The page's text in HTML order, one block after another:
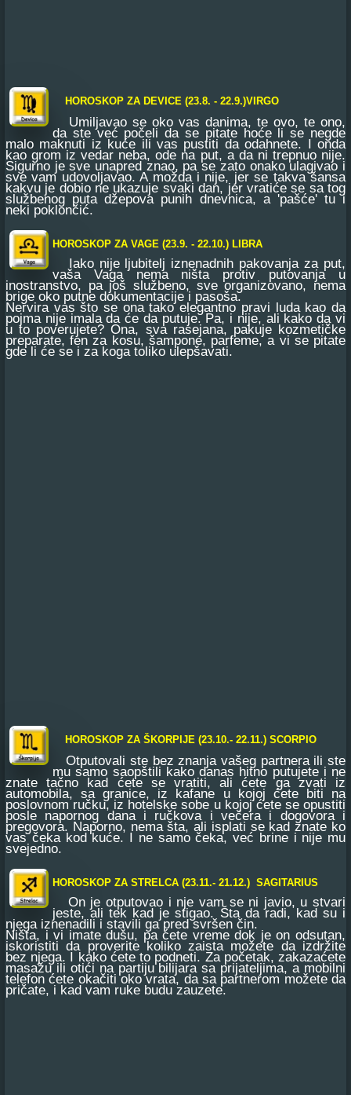
HOROSKOP ZA DEVICE (23.8. - 22.9.)VIRGO
Umiljavao se oko vas danima, te ovo, te ono,
da ste već počeli da se pitate hoće li se negde
malo maknuti iz kuće ili vas pustiti da odahnete. I onda
kao grom iz vedar neba, ode na put, a da ni trepnuo nije.
Sigurno je sve unapred znao, pa se zato onako ulagivao i
sve vam udovoljavao. A možda i nije, jer se takva šansa
kakvu je dobio ne ukazuje svaki dan, jer vratiće se sa tog
službenog puta džepova punih dnevnica, a 'pašće' tu i
neki poklončić.
HOROSKOP ZA VAGE (23.9. - 22.10.) LIBRA
Iako nije ljubitelj iznenadnih pakovanja za put,
vaša Vaga nema ništa protiv putovanja u
inostranstvo, pa još službeno, sve organizovano, nema
brige oko putne dokumentacije i pasoša.
Nervira vas što se ona tako elegantno pravi luda kao da
pojma nije imala da će da putuje. Pa, i nije, ali kako da vi
u to poverujete? Ona, sva rasejana, pakuje kozmetičke
preparate, fen za kosu, šampone, parfeme, a vi se pitate
gde li će se i za koga toliko ulepšavati.
HOROSKOP ZA ŠKORPIJE (23.10.- 22.11.) SCORPIO
Otputovali ste bez znanja vašeg partnera ili ste
mu samo saopštili kako danas hitno putujete i ne
znate tačno kad ćete se vratiti, ali ćete ga zvati iz
automobila, sa granice, iz kafane u kojoj ćete biti na
poslovnom ručku, iz hotelske sobe u kojoj ćete se opustiti
posle napornog dana i ručkova i večera i dogovora i
pregovora. Naporno, nema šta, ali isplati se kad znate ko
vas čeka kod kuće. I ne samo čeka, već brine i nije mu
svejedno.
HOROSKOP ZA STRELCA (23.11.- 21.12.) SAGITARIUS
On je otputovao i nje vam se ni javio, u stvari
jeste, ali tek kad je stigao. Šta da radi, kad su i
njega iznenadili i stavili ga pred svršen čin.
Ništa, i vi imate dušu, pa ćete vreme dok je on odsutan,
iskoristiti da proverite koliko zaista možete da izdržite
bez njega. I kako ćete to podneti. Za početak, zakazaćete
masažu ili otići na partiju bilijara sa prijateljima, a mobilni
telefon ćete okačiti oko vrata, da sa partnerom možete da
pričate, i kad vam ruke budu zauzete.